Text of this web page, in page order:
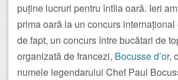
puține lucruri pentru întîia oară. Ieri
prima oară la un concurs
de fapt, un concurs între bucătari de
organizată de francezi, Bocusse d’or,
numele legendarului Chef Paul